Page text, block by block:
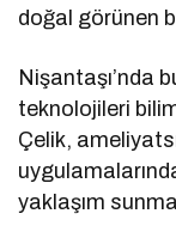
doğal görünen
Nişantaşı’nda
teknolojileri
Çelik,
yaklaşım